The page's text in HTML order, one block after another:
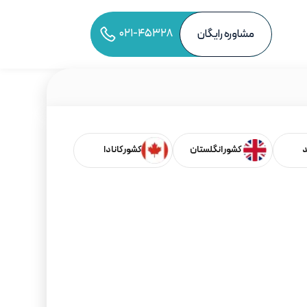
۰۲۱-۴۵۳۲۸ مشاوره رایگان
کشور انگلستان کشور کانادا